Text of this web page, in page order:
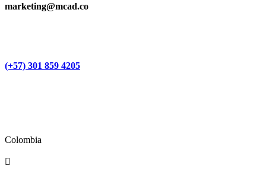
marketing@mcad.co
(+57) 301 859 4205
Colombia
